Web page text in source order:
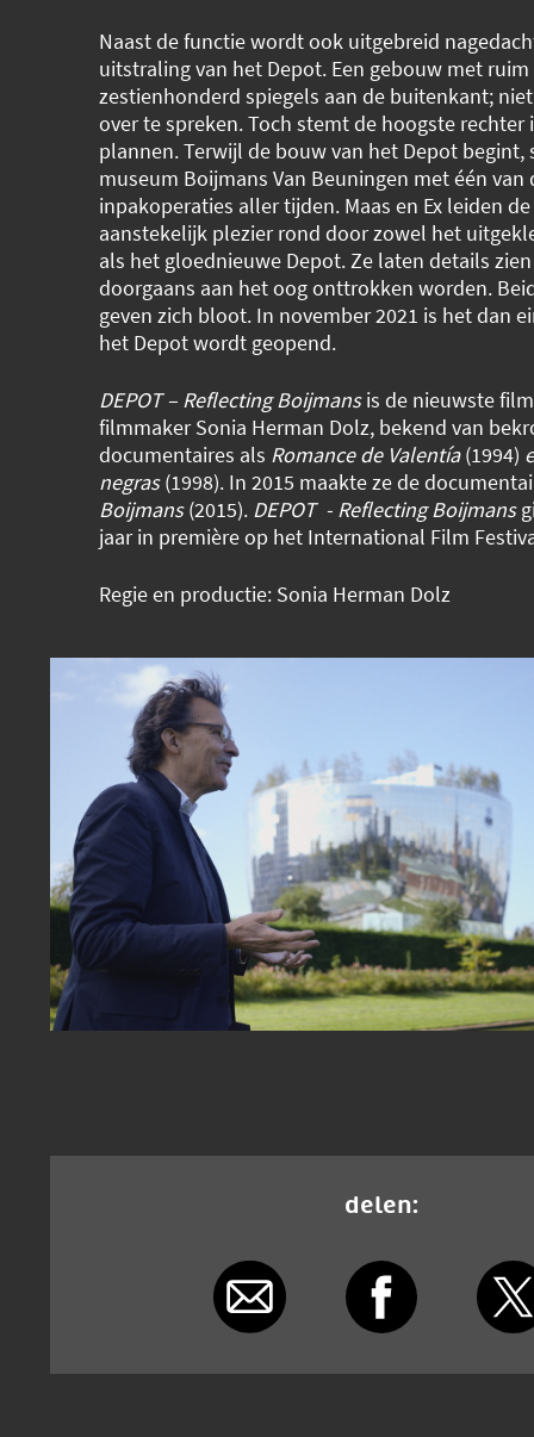
Naast de functie wordt ook uitgebreid
uitstraling van het Depot. Een gebouw met ruim
zestienhonderd spiegels aan de buitenkant;
over te spreken. Toch stemt de hoogste rechter
plannen. Terwijl de bouw van het Depot begint,
museum Boijmans Van Beuningen met één van
inpakoperaties aller tijden. Maas en Ex leiden
aanstekelijk plezier rond door zowel het
als het gloednieuwe Depot. Ze laten details
doorgaans aan het oog onttrokken worden.
geven zich bloot. In november 2021 is het dan
het Depot wordt geopend.
DEPOT – Reflecting Boijmansis de nieuwste
filmmaker Sonia Herman Dolz, bekend van
documentaires als Romance de Valentía(1994)
negras(1998). In 2015 maakte ze de
Boijmans(2015). DEPOT - Reflecting Boijmans
jaar in première op het International Film
Regie en productie: Sonia Herman Dolz
delen: